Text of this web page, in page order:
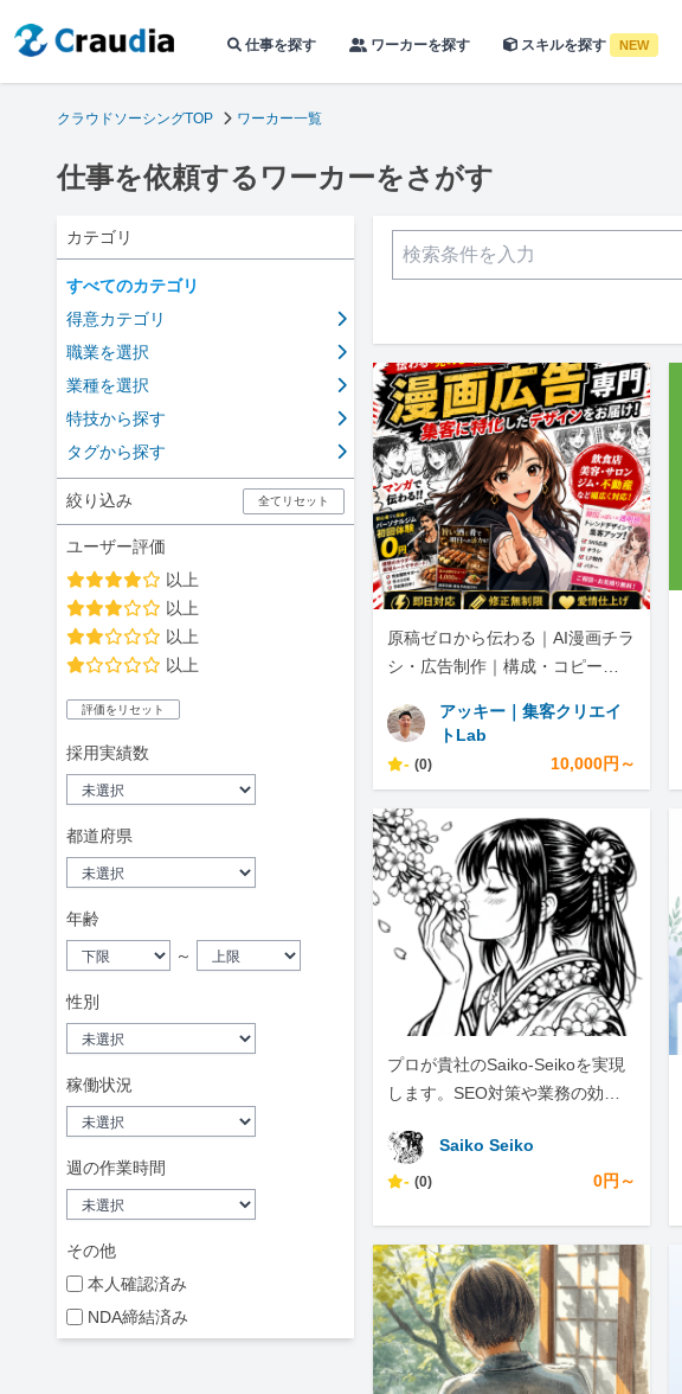
仕事を探す ワーカーを探す スキルを探す NEW
クラウドソーシングTOP ワーカー一覧
仕事を依頼するワーカーをさがす
カテゴリ
すべてのカテゴリ
得意カテゴリ
職業を選択
業種を選択
特技から探す
タグから探す
絞り込み 全てリセット
ユーザー評価
以上
以上
以上
以上
評価をリセット
採用実績数
都道府県
年齢
～
性別
稼働状況
週の作業時間
その他
本人確認済み
NDA締結済み
原稿ゼロから伝わる｜AI漫画チラ
シ・広告制作｜構成・コピー・S
アッキー｜集客クリエイ
トLab
- (0) 10,000円～
プロが貴社のSaiko-Seikoを実現
します。SEO対策や業務の効率
い。
Saiko Seiko
- (0) 0円～